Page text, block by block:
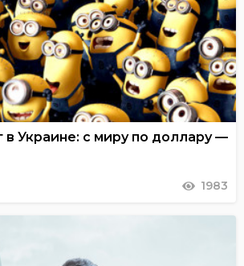
в Украине: с миру по доллару —
1983